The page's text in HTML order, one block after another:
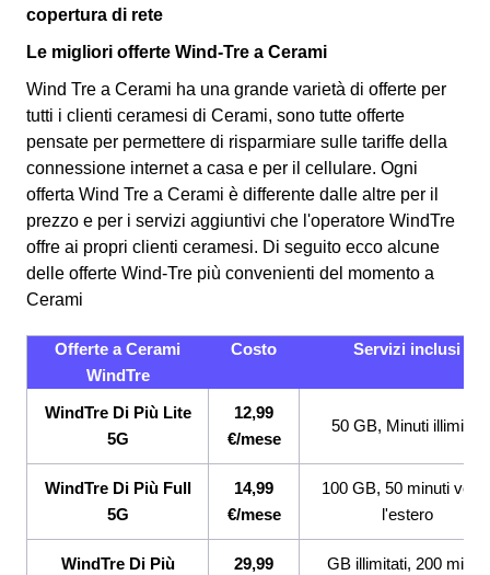
copertura di rete
Le migliori offerte Wind-Tre a Cerami
Wind Tre a Cerami ha una grande varietà di offerte per
tutti i clienti ceramesi di Cerami, sono tutte offerte
pensate per permettere di risparmiare sulle tariffe della
connessione internet a casa e per il cellulare. Ogni
offerta Wind Tre a Cerami è differente dalle altre per il
prezzo e per i servizi aggiuntivi che l'operatore WindTre
offre ai propri clienti ceramesi. Di seguito ecco alcune
delle offerte Wind-Tre più convenienti del momento a
Cerami
Offerte a Cerami
WindTre
Costo Servizi inclusi
WindTre Di Più Lite
5G
12,99
€/mese
50 GB, Minuti illimitati
WindTre Di Più Full
5G
14,99
€/mese
100 GB, 50 minuti
l'estero
WindTre Di Più
29,99
GB illimitati, 200 minuti